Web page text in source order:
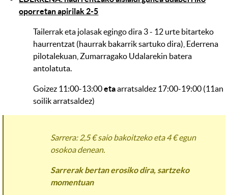
oporretan apirilak 2-5
Tailerrak eta jolasak egingo dira 3 - 12 urte bitarteko
haurrentzat (haurrak bakarrik sartuko dira), Ederrena
pilotalekuan, Zumarragako Udalarekin batera
antolatuta.
Goizez 11:00-13:00etaarratsaldez 17:00-19:00 (11an
soilik arratsaldez)
Sarrera: 2,5 € saio bakoitzeko eta 4 € egun
osokoa denean.
Sarrerak bertan erosiko dira, sartzeko
momentuan